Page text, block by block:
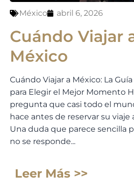
México abril 6, 2026
Cuándo Viajar
México
Cuándo Viajar a México: La
para Elegir el Mejor Momento
pregunta que casi todo el
hace antes de reservar su viaje
Una duda que parece sencilla
no se responde...
Leer Más >>